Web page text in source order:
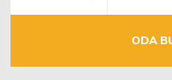
ODA